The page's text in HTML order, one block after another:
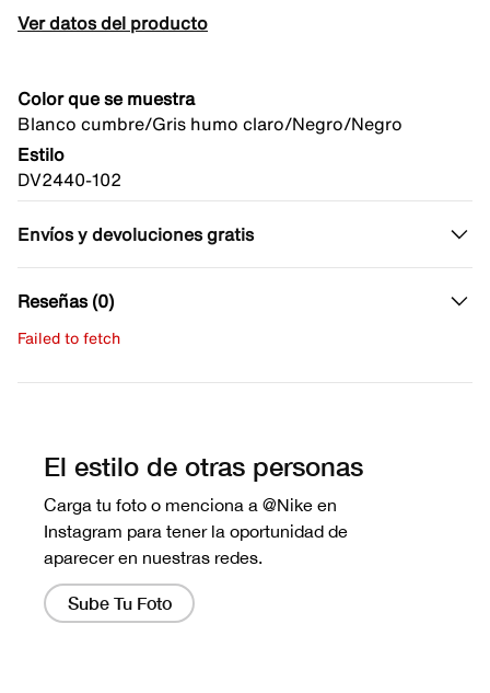
Ver datos del producto
Color que se muestra
Blanco cumbre/Gris humo claro/Negro/Negro
Estilo
DV2440-102
Envíos y devoluciones gratis
Reseñas (0)
Failed to fetch